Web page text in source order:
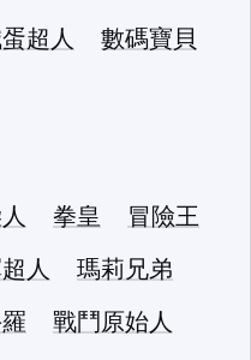
超人
數碼寶貝
拳皇
冒險王
人
瑪莉兄弟
戰鬥原始人